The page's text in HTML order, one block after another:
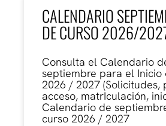
CALENDARIO
DE CURSO 2026/
Consulta el Calendario
septiembre para el Inicio
2026 / 2027 (Solicitudes,
acceso, matrIculación,
Calendario de
curso 2026 / 2027